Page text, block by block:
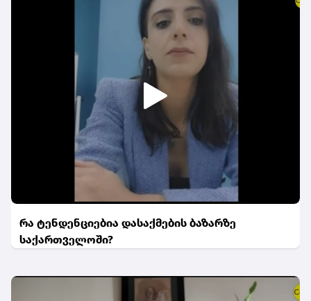
რა ტენდენციებია დასაქმების ბაზარზე
საქართველოში?